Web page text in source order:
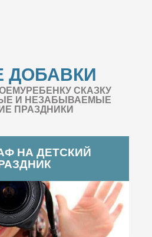
ДОБАВКИ
СКАЗКУ
И НЕЗАБЫВАЕМЫЕ
ПРАЗДНИКИ
НА ДЕТСКИЙ